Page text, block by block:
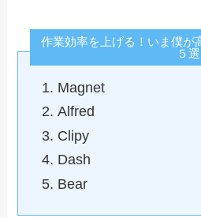
作業効率を上げる！いま僕が
５選
Magnet
Alfred
Clipy
Dash
Bear